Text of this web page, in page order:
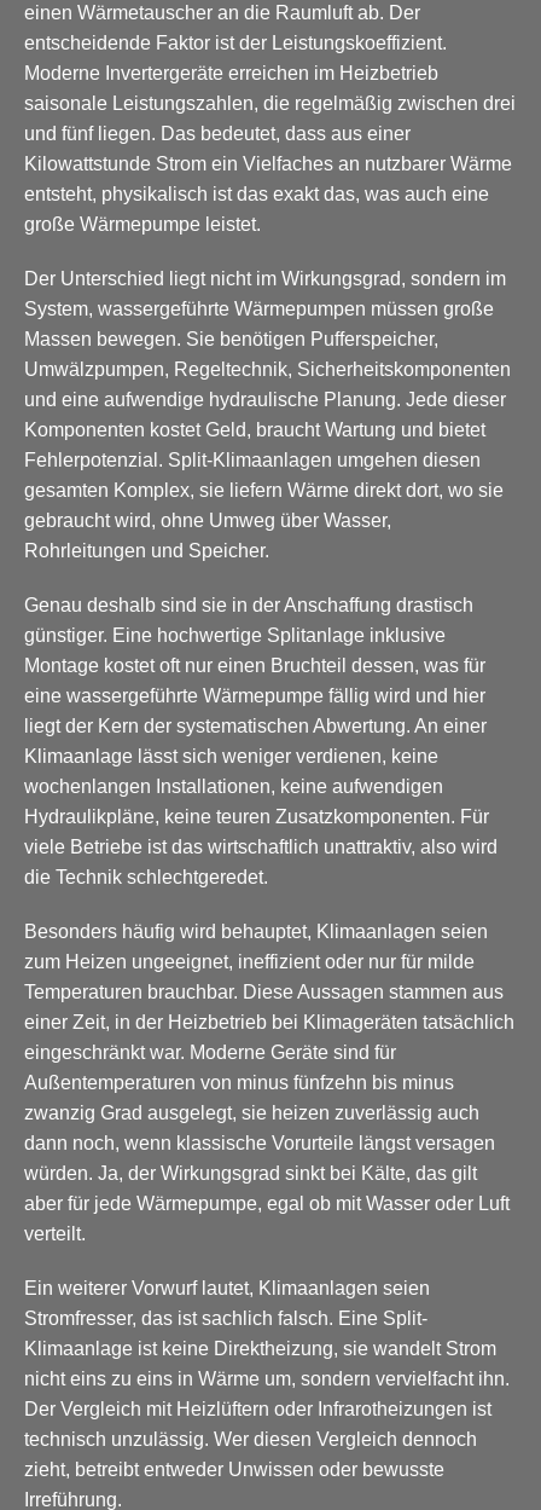
einen Wärmetauscher an die Raumluft ab. Der
entscheidende Faktor ist der Leistungskoeffizient.
Moderne Invertergeräte erreichen im Heizbetrieb
saisonale Leistungszahlen, die regelmäßig zwischen drei
und fünf liegen. Das bedeutet, dass aus einer
Kilowattstunde Strom ein Vielfaches an nutzbarer Wärme
entsteht, physikalisch ist das exakt das, was auch eine
große Wärmepumpe leistet.
Der Unterschied liegt nicht im Wirkungsgrad, sondern im
System, wassergeführte Wärmepumpen müssen große
Massen bewegen. Sie benötigen Pufferspeicher,
Umwälzpumpen, Regeltechnik, Sicherheitskomponenten
und eine aufwendige hydraulische Planung. Jede dieser
Komponenten kostet Geld, braucht Wartung und bietet
Fehlerpotenzial. Split-Klimaanlagen umgehen diesen
gesamten Komplex, sie liefern Wärme direkt dort, wo sie
gebraucht wird, ohne Umweg über Wasser,
Rohrleitungen und Speicher.
Genau deshalb sind sie in der Anschaffung drastisch
günstiger. Eine hochwertige Splitanlage inklusive
Montage kostet oft nur einen Bruchteil dessen, was für
eine wassergeführte Wärmepumpe fällig wird und hier
liegt der Kern der systematischen Abwertung. An einer
Klimaanlage lässt sich weniger verdienen, keine
wochenlangen Installationen, keine aufwendigen
Hydraulikpläne, keine teuren Zusatzkomponenten. Für
viele Betriebe ist das wirtschaftlich unattraktiv, also wird
die Technik schlechtgeredet.
Besonders häufig wird behauptet, Klimaanlagen seien
zum Heizen ungeeignet, ineffizient oder nur für milde
Temperaturen brauchbar. Diese Aussagen stammen aus
einer Zeit, in der Heizbetrieb bei Klimageräten tatsächlich
eingeschränkt war. Moderne Geräte sind für
Außentemperaturen von minus fünfzehn bis minus
zwanzig Grad ausgelegt, sie heizen zuverlässig auch
dann noch, wenn klassische Vorurteile längst versagen
würden. Ja, der Wirkungsgrad sinkt bei Kälte, das gilt
aber für jede Wärmepumpe, egal ob mit Wasser oder Luft
verteilt.
Ein weiterer Vorwurf lautet, Klimaanlagen seien
Stromfresser, das ist sachlich falsch. Eine Split-
Klimaanlage ist keine Direktheizung, sie wandelt Strom
nicht eins zu eins in Wärme um, sondern vervielfacht ihn.
Der Vergleich mit Heizlüftern oder Infrarotheizungen ist
technisch unzulässig. Wer diesen Vergleich dennoch
zieht, betreibt entweder Unwissen oder bewusste
Irreführung.